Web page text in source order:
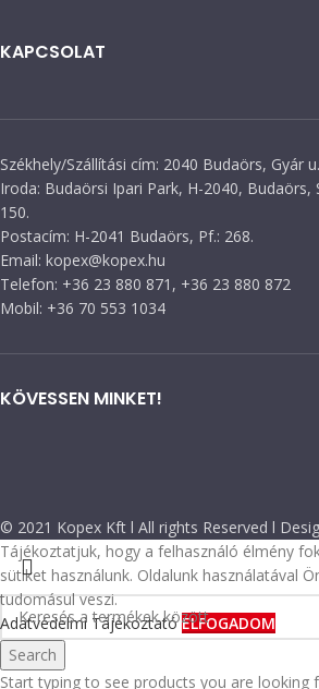
KAPCSOLAT
Székhely/Szállítási cím: 2040 Budaörs, Gyár
Iroda: Budaörsi Ipari Park, H-2040, Budaörs,
150.
Postacím: H-2041 Budaörs, Pf.: 268.
Email: kopex@kopex.hu
Telefon: +36 23 880 871, +36 23 880 872
Mobil: +36 70 553 1034
KÖVESSEN MINKET!
© 2021 Kopex Kft l All rights Reserved l
Search
Start typing to see products you are looking
Tájékoztatjuk, hogy a felhasználó élmény
sütiket használunk. Oldalunk használatával
tudomásul veszi.
Adatvédelmi TájékoztatóELFOGADOM